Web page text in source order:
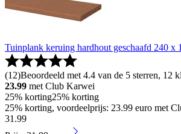
Tuinplank keruing hardhout geschaafd 240 x
(12)Beoordeeld met 4.4 van de 5 sterren, 12
23.99 met Club Karwei
25% korting25% korting
25% korting, voordeelprijs: 23.99 euro met
31 .99